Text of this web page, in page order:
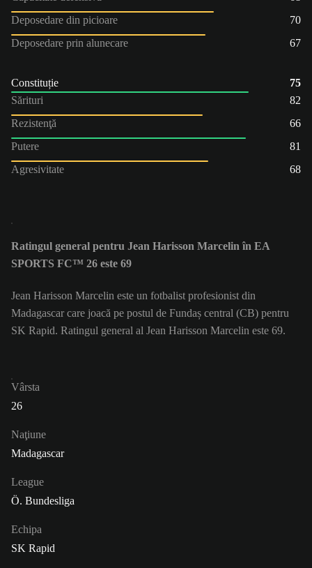
Deposedare din picioare
70
Deposedare prin alunecare
67
Constituție
75
Sărituri
82
Rezistenţă
66
Putere
81
Agresivitate
68
Ratingul general pentru Jean Harisson Marcelin în EA
SPORTS FC™ 26 este 69
Jean Harisson Marcelin este un fotbalist profesionist din
Madagascar care joacă pe postul de Fundaș central (CB) pentru
SK Rapid. Ratingul general al Jean Harisson Marcelin este 69.
Vârsta
26
Naţiune
Madagascar
League
Ö. Bundesliga
Echipa
SK Rapid